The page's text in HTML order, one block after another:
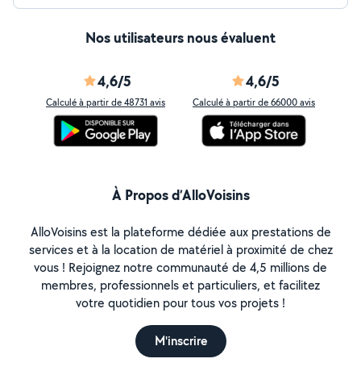
Nos utilisateurs nous évaluent
4,6/5
Calculé à partir de 48731 avis
4,6/5
Calculé à partir de 66000 avis
À Propos d’AlloVoisins
AlloVoisins est la plateforme dédiée aux prestations de
services et à la location de matériel à proximité de chez
vous ! Rejoignez notre communauté de 4,5 millions de
membres, professionnels et particuliers, et facilitez
votre quotidien pour tous vos projets !
M'inscrire